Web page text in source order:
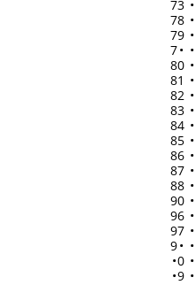
73 •
78 •
79 •
7• •
80 •
81 •
82 •
83 •
84 •
85 •
86 •
87 •
88 •
90 •
96 •
97 •
9• •
•0 •
•9 •